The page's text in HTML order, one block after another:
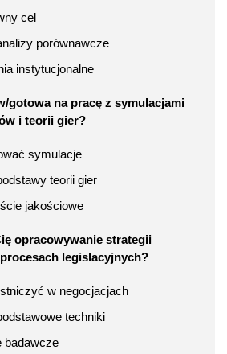
cel
porównawcze
instytucjonalne
gotowa na pracę z symulacjami
i teorii gier?
symulacje
teorii gier
jakościowe
opracowywanie strategii
legislacyjnych?
w negocjacjach
techniki
badawcze